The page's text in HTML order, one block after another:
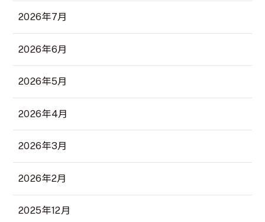
2026年7月
2026年6月
2026年5月
2026年4月
2026年3月
2026年2月
2025年12月